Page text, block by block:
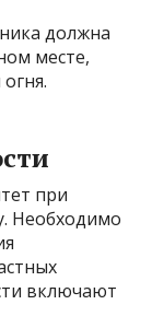
должна
месте,
при
Необходимо
включают